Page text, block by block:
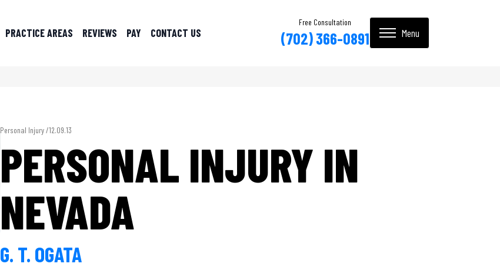
PRACTICE AREAS REVIEWS PAY CONTACT US
Free Consultation
(702) 366-0891
Personal Injury /12.09.13
PERSONAL INJURY IN
NEVADA
G. T. OGATA